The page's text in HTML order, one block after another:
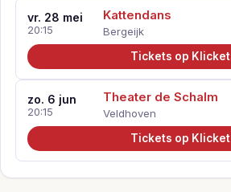
vr. 28 mei
20:15
Kattendans
Bergeijk
Tickets op Klicket
zo. 6 jun
20:15
Theater de Schalm
Veldhoven
Tickets op Klicket